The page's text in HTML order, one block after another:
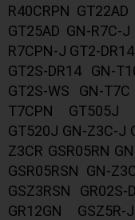
R40CRPN
GT25AD GN-R7C-
R7CPN-J GT2-
GT2S-DR14 GN-
GT2S-WS GN-
T7CPN GT505J
GT520J GN-Z3C-J
Z3CR GSR05RN
GSR05RSN GN-
GSZ3RSN GR02S-
GR12GN